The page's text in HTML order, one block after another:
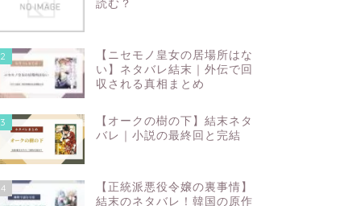
読む？
2
【ニセモノ皇女の居場所はな
い】ネタバレ結末｜外伝で回
収される真相まとめ
3
【オークの樹の下】結末ネタ
バレ｜小説の最終回と完結
4
【正統派悪役令嬢の裏事情】
結末のネタバレ！韓国の原作